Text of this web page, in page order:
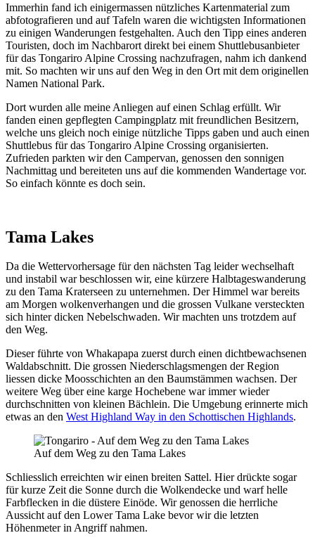
Immerhin fand ich einigermassen nützliches Kartenmaterial zum
abfotografieren und auf Tafeln waren die wichtigsten Informationen
zu einigen Wanderungen festgehalten. Auch den Tipp eines anderen
Touristen, doch im Nachbarort direkt bei einem Shuttlebusanbieter
für das Tongariro Alpine Crossing nachzufragen, nahm ich dankend
mit. So machten wir uns auf den Weg in den Ort mit dem originellen
Namen National Park.
Dort wurden alle meine Anliegen auf einen Schlag erfüllt. Wir
fanden einen gepflegten Campingplatz mit freundlichen Besitzern,
welche uns gleich noch einige nützliche Tipps gaben und auch einen
Shuttlebus für das Tongariro Alpine Crossing organisierten.
Zufrieden parkten wir den Campervan, genossen den sonnigen
Nachmittag und bereiteten uns auf die kommenden Wandertage vor.
So einfach könnte es doch sein.
Tama Lakes
Da die Wettervorhersage für den nächsten Tag leider wechselhaft
und instabil war beschlossen wir, eine kürzere Halbtageswanderung
zu den Tama Kraterseen zu unternehmen. Der Himmel war bereits
am Morgen wolkenverhangen und die grossen Vulkane versteckten
sich hinter dicken Nebelschwaden. Wir machten uns trotzdem auf
den Weg.
Dieser führte von Whakapapa zuerst durch einen dichtbewachsenen
Waldabschnitt. Die grossen Niederschlagsmengen der Region
liessen dicke Moosschichten an den Baumstämmen wachsen. Der
weitere Weg über eine karge Hochebene war immer wieder
durchschnitten von kleinen Bächlein. Die Umgebung erinnerte mich
etwas an den West Highland Way in den Schottischen Highlands.
Auf dem Weg zu den Tama Lakes
Schliesslich erreichten wir einen breiten Sattel. Hier drückte sogar
für kurze Zeit die Sonne durch die Wolkendecke und warf helle
Farbflecken in die düstere Einöde. Wir genossen die herrliche
Aussicht auf den Lower Tama Lake bevor wir die letzten
Höhenmeter in Angriff nahmen.